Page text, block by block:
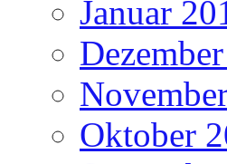
Januar
Oktober